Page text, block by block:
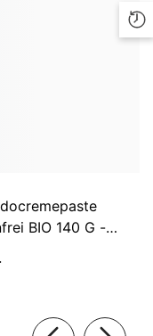
BIO 140 G -